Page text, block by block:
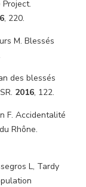
, 220.
M. Blessés
des blessés
2016, 122.
F. Accidentalité
Rhône.
L, Tardy